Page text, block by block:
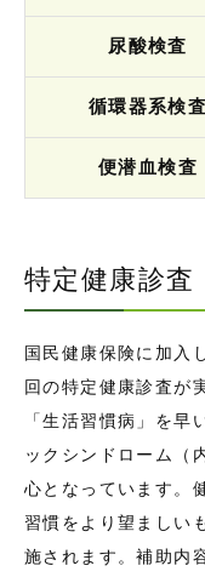
尿酸検査
循環器系検査
便潜血検査
特定健康診査
国民健康保険に加入
回の特定健康診査が
「生活習慣病」を早
ックシンドローム（
心となっています。
習慣をより望ましい
施されます。補助内